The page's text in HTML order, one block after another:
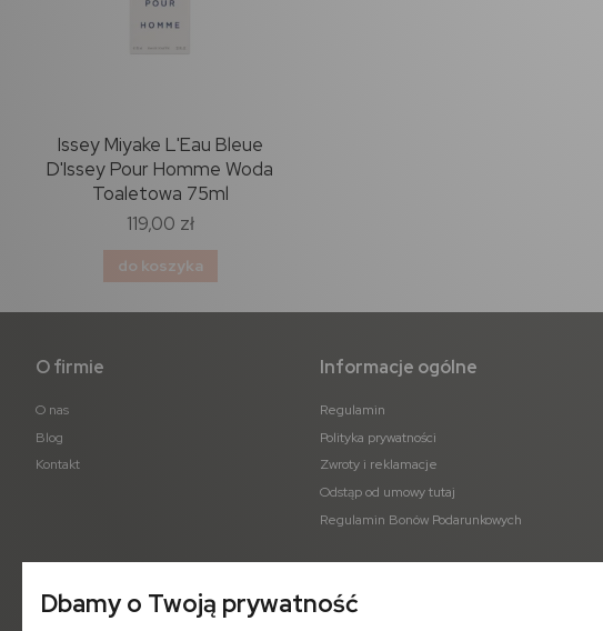
Issey Miyake L'Eau Bleue
D'Issey Pour Homme Woda
Toaletowa 75ml
119,00 zł
do koszyka
O firmie
O nas
Blog
Kontakt
Informacje ogólne
Regulamin
Polityka prywatności
Zwroty i reklamacje
Odstąp od umowy tutaj
Regulamin Bonów Podarunkowych
Dbamy o Twoją prywatność